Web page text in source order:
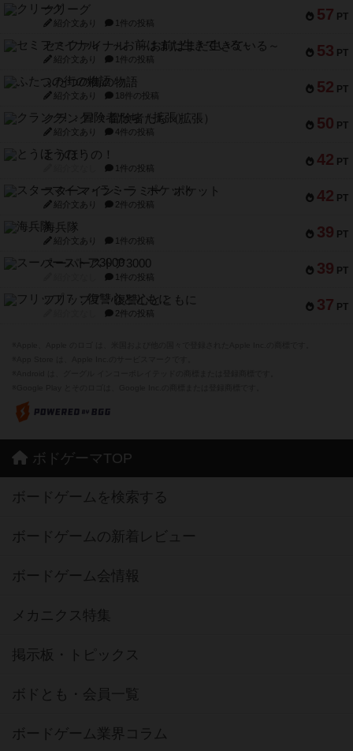
57 PT
クリーグ
紹介文あり 1件の投稿
53 PT
セミファイナル ～お前はまだ生きている～
紹介文あり 1件の投稿
52 PT
ふたつの街の物語
紹介文あり 18件の投稿
50 PT
クランク! ：冒険者たち（拡張）
紹介文あり 4件の投稿
42 PT
とうほうの！
1件の投稿
42 PT
スターマイン・ラミー ポケット
紹介文あり 2件の投稿
39 PT
海兵隊
紹介文あり 1件の投稿
39 PT
スーパーストア3000
1件の投稿
37 PT
フリップ７：復讐心とともに
2件の投稿
ボドゲーマTOP
ボードゲームを検索する
ボードゲームの新着レビュー
ボードゲーム会情報
メカニクス特集
掲示板・トピックス
ボドとも・会員一覧
ボードゲーム業界コラム